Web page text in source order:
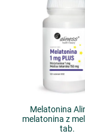
Melatonina
melatonina z
tab.